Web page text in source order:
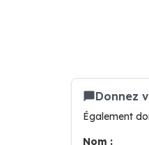
Donnez
Également
Nom :